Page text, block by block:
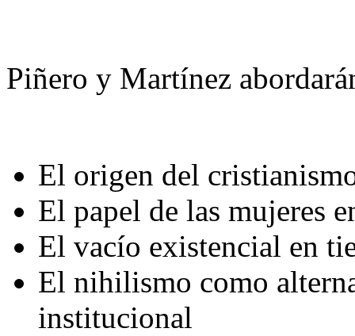
Piñero y Martínez
El origen del
El papel de las mujeres
El vacío existencial en
El nihilismo como
institucional